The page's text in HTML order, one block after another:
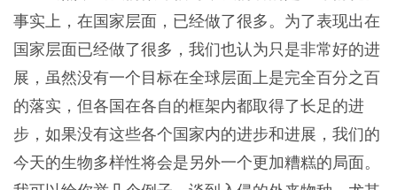
事实上，在国家层面，已经做了很多。为了表现出在
国家层面已经做了很多，我们也认为只是非常好的进
展，虽然没有一个目标在全球层面上是完全百分之百
的落实，但各国在各自的框架内都取得了长足的进
步，如果没有这些各个国家内的进步和进展，我们的
今天的生物多样性将会是另外一个更加糟糕的局面。